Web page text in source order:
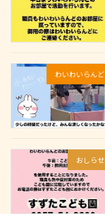
わいわいらんど
おしらせ